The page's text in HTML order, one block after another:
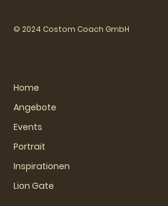
Home
Angebote
Events
Portrait
Inspirationen
Lion Gate
© 2024 Costom Coach GmbH